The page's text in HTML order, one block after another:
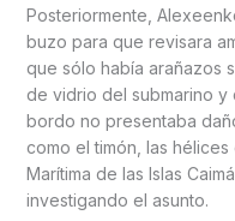
Posteriormente,
buzo para que revisara
que sólo había arañazos
de vidrio del submarino
bordo no presentaba
como el timón, las
Marítima de las Islas
investigando el asunto.